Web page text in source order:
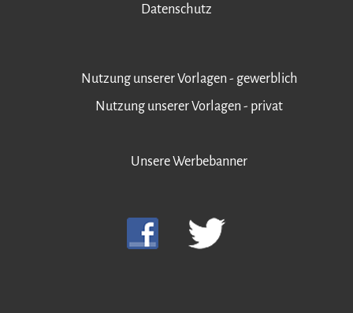
Datenschutz
Nutzung unserer Vorlagen - gewerblich
Nutzung unserer Vorlagen - privat
Unsere Werbebanner